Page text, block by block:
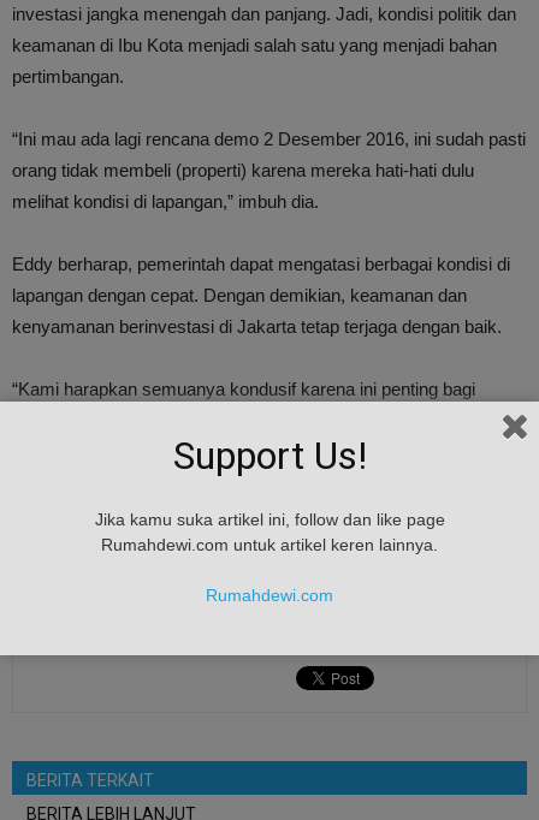
investasi jangka menengah dan panjang. Jadi, kondisi politik dan
keamanan di Ibu Kota menjadi salah satu yang menjadi bahan
pertimbangan.
“Ini mau ada lagi rencana demo 2 Desember 2016, ini sudah pasti
orang tidak membeli (properti) karena mereka hati-hati dulu
melihat kondisi di lapangan,” imbuh dia.
Eddy berharap, pemerintah dapat mengatasi berbagai kondisi di
lapangan dengan cepat. Dengan demikian, keamanan dan
kenyamanan berinvestasi di Jakarta tetap terjaga dengan baik.
“Kami harapkan semuanya kondusif karena ini penting bagi
terhadap sektor properti,” tandasnya.
sumber : sindonews.com
BERITA TERKAIT
BERITA LEBIH LANJUT
Support Us!
Jika kamu suka artikel ini, follow dan like page
Rumahdewi.com untuk artikel keren lainnya.
Rumahdewi.com